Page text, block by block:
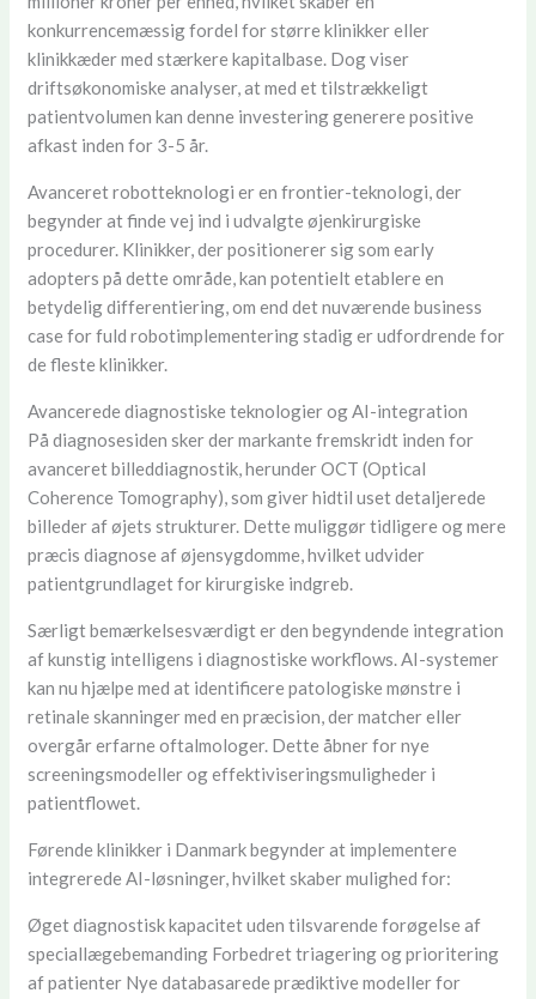
konkurrencemæssig fordel for større klinikker eller
klinikkæder med stærkere kapitalbase. Dog viser
driftsøkonomiske analyser, at med et tilstrækkeligt
patientvolumen kan denne investering generere positive
afkast inden for 3-5 år.
Avanceret robotteknologi er en frontier-teknologi, der
begynder at finde vej ind i udvalgte øjenkirurgiske
procedurer. Klinikker, der positionerer sig som early
adopters på dette område, kan potentielt etablere en
betydelig differentiering, om end det nuværende business
case for fuld robotimplementering stadig er udfordrende for
de fleste klinikker.
Avancerede diagnostiske teknologier og AI-integration
På diagnosesiden sker der markante fremskridt inden for
avanceret billeddiagnostik, herunder OCT (Optical
Coherence Tomography), som giver hidtil uset detaljerede
billeder af øjets strukturer. Dette muliggør tidligere og mere
præcis diagnose af øjensygdomme, hvilket udvider
patientgrundlaget for kirurgiske indgreb.
Særligt bemærkelsesværdigt er den begyndende integration
af kunstig intelligens i diagnostiske workflows. AI-systemer
kan nu hjælpe med at identificere patologiske mønstre i
retinale skanninger med en præcision, der matcher eller
overgår erfarne oftalmologer. Dette åbner for nye
screeningsmodeller og effektiviseringsmuligheder i
patientflowet.
Førende klinikker i Danmark begynder at implementere
integrerede AI-løsninger, hvilket skaber mulighed for:
Øget diagnostisk kapacitet uden tilsvarende forøgelse af
speciallægebemanding Forbedret triagering og prioritering
af patienter Nye databasarede prædiktive modeller for